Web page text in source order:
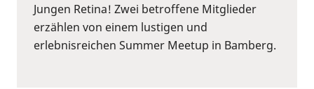
Jungen Retina! Zwei betroffene Mitglieder
erzählen von einem lustigen und
erlebnisreichen Summer Meetup in Bamberg.